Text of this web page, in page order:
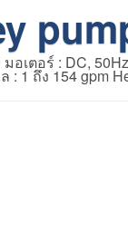
อเตอร์ : DC,
1 ถึง 154 gpm